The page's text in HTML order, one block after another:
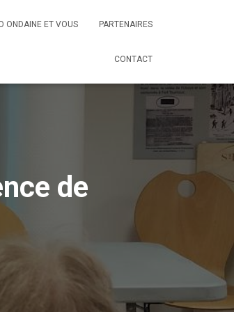
ONDAINE ET VOUS PARTENAIRES
CONTACT
de